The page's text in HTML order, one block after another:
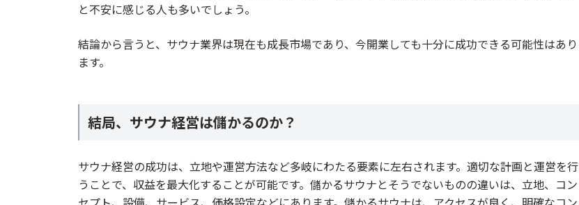
と不安に感じる人も多いでしょう。
結論から言うと、サウナ業界は現在も成長市場であり、今開業しても十分に成功できる可能性はあり
ます。
結局、サウナ経営は儲かるのか？
サウナ経営の成功は、立地や運営方法など多岐にわたる要素に左右されます。適切な計画と運営を行
うことで、収益を最大化することが可能です。儲かるサウナとそうでないものの違いは、立地、コン